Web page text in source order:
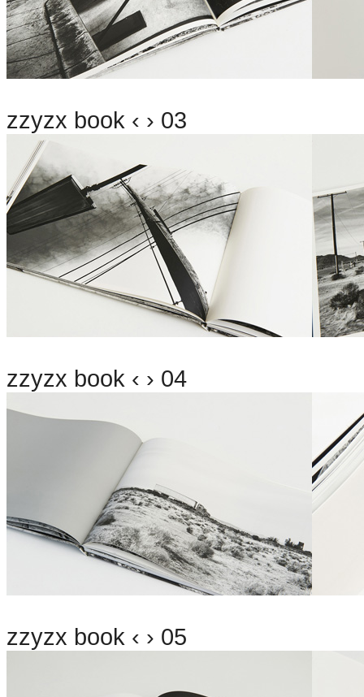
zzyzx book ‹ › 03
zzyzx book ‹ › 04
zzyzx book ‹ › 05